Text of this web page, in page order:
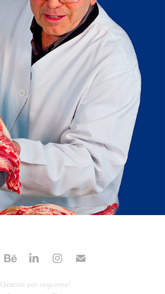
¡Gracias por seguirme!